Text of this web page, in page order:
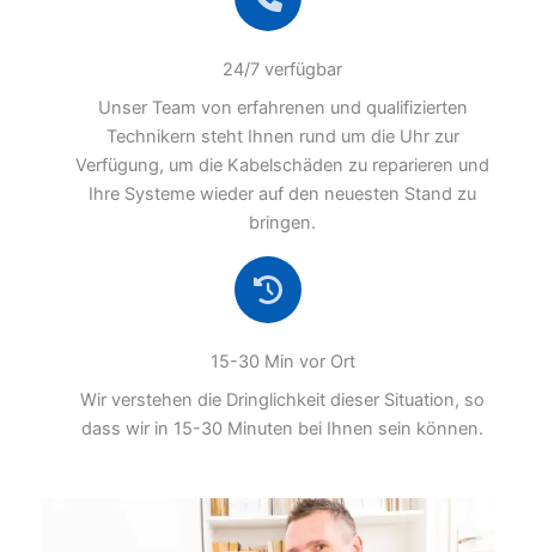
24/7 verfügbar
Unser Team von erfahrenen und qualifizierten
Technikern steht Ihnen rund um die Uhr zur
Verfügung, um die Kabelschäden zu reparieren und
Ihre Systeme wieder auf den neuesten Stand zu
bringen.
15-30 Min vor Ort
Wir verstehen die Dringlichkeit dieser Situation, so
dass wir in 15-30 Minuten bei Ihnen sein können.